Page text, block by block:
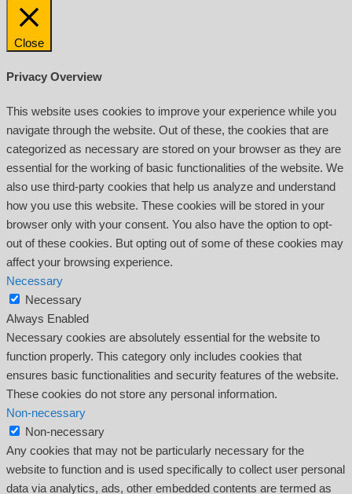
Close
Privacy Overview
This website uses cookies to improve your experience while you
navigate through the website. Out of these, the cookies that are
categorized as necessary are stored on your browser as they are
essential for the working of basic functionalities of the website. We
also use third-party cookies that help us analyze and understand
how you use this website. These cookies will be stored in your
browser only with your consent. You also have the option to opt-
out of these cookies. But opting out of some of these cookies may
affect your browsing experience.
Necessary
Necessary
Always Enabled
Necessary cookies are absolutely essential for the website to
function properly. This category only includes cookies that
ensures basic functionalities and security features of the website.
These cookies do not store any personal information.
Non-necessary
Non-necessary
Any cookies that may not be particularly necessary for the
website to function and is used specifically to collect user personal
data via analytics, ads, other embedded contents are termed as